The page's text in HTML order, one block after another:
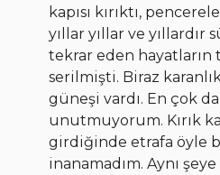
kapısı kırıktı,
yıllar yıllar ve yıllardır
tekrar eden
serilmişti. Biraz
güneşi vardı. En çok da
unutmuyorum. Kırık
girdiğinde etrafa öyle
inanamadım. Aynı